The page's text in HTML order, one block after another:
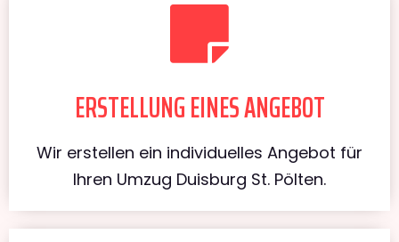
ERSTELLUNG EINES ANGEBOT
Wir erstellen ein individuelles Angebot für
Ihren Umzug Duisburg St. Pölten.